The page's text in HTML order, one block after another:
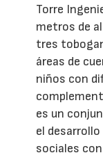
Torre
metros de
tres
áreas de
niños con
es un
el
sociales